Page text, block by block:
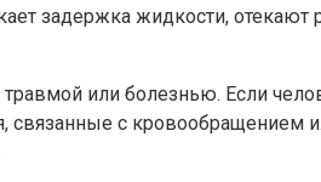
задержка жидкости,
или болезнью. Если
с кровообращением